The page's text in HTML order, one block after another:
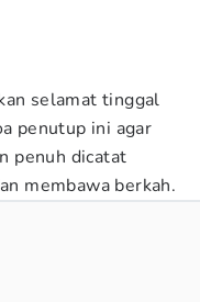
selamat tinggal
penutup ini agar
penuh dicatat
membawa berkah.